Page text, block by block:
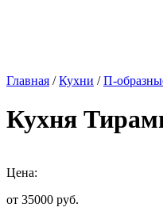
Главная /Кухни /П-
Кухня
Цена:
от 35000 руб.